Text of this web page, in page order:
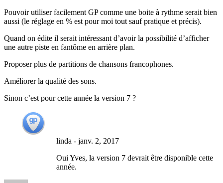
Pouvoir utiliser facilement GP comme une boite à rythme serait bien
aussi (le réglage en % est pour moi tout sauf pratique et précis).
Quand on édite il serait intéressant d’avoir la possibilité d’afficher
une autre piste en fantôme en arrière plan.
Proposer plus de partitions de chansons francophones.
Améliorer la qualité des sons.
Sinon c’est pour cette année la version 7 ?
linda - janv. 2, 2017
Oui Yves, la version 7 devrait être disponible cette
année.